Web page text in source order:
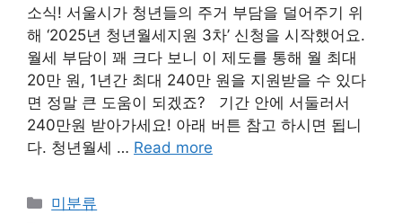
소식! 서울시가 청년들의 주거 부담을 덜어주기 위
해 ‘2025년 청년월세지원 3차’ 신청을 시작했어요.
월세 부담이 꽤 크다 보니 이 제도를 통해 월 최대
20만 원, 1년간 최대 240만 원을 지원받을 수 있다
면 정말 큰 도움이 되겠죠? 기간 안에 서둘러서
240만원 받아가세요! 아래 버튼 참고 하시면 됩니
다. 청년월세 … Read more
Categories
미분류